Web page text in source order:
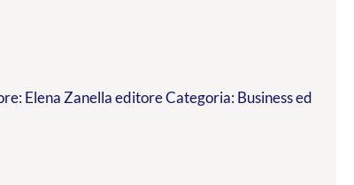
Elena Zanella editore Categoria: Business ed